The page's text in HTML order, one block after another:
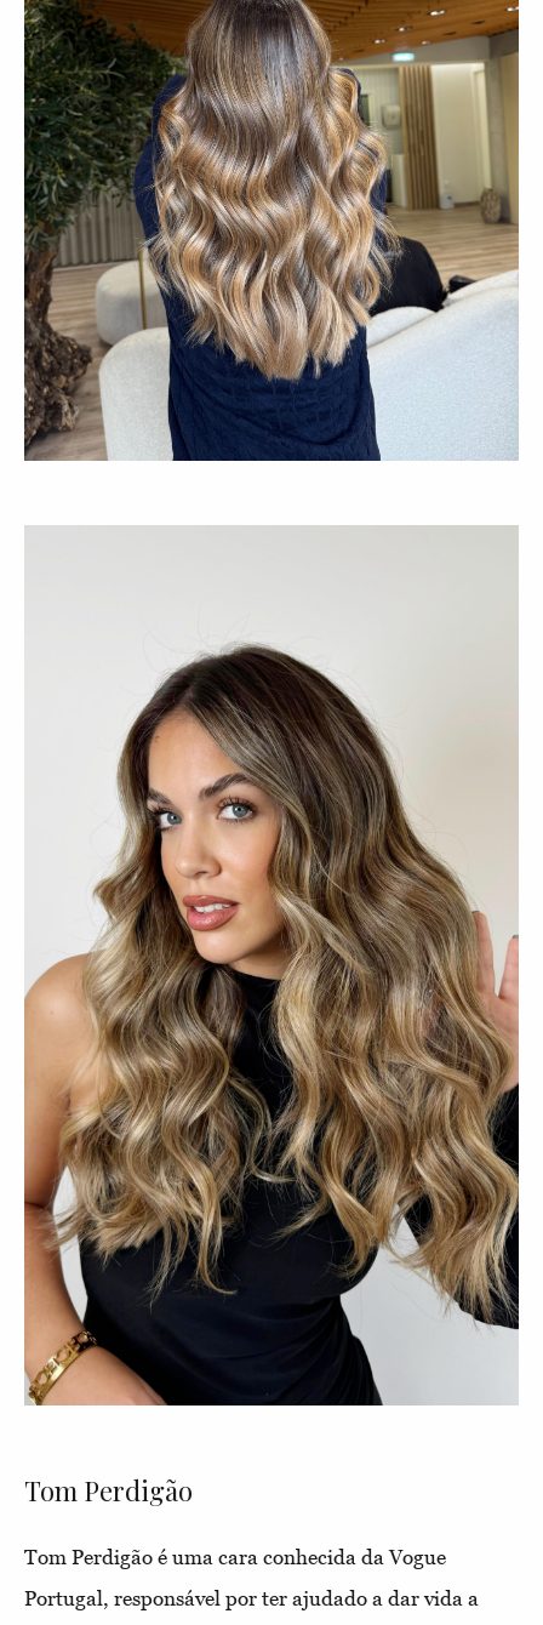
Tom Perdigão
Tom Perdigão é uma cara conhecida da Vogue
Portugal, responsável por ter ajudado a dar vida a